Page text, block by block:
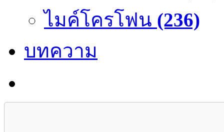
ไมค์โครโฟน (236)
บทความ